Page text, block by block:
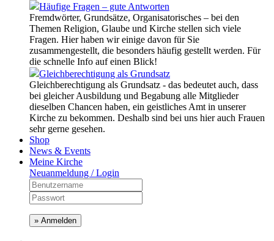
Häufige Fragen – gute Antworten
Fremdwörter, Grundsätze, Organisatorisches – bei den
Themen Religion, Glaube und Kirche stellen sich viele
Fragen. Hier haben wir einige davon für Sie
zusammengestellt, die besonders häufig gestellt werden. Für
die schnelle Info auf einen Blick!
Gleichberechtigung als Grundsatz
Gleichberechtigung als Grundsatz - das bedeutet auch, dass
bei gleicher Ausbildung und Begabung alle Mitglieder
dieselben Chancen haben, ein geistliches Amt in unserer
Kirche zu bekommen. Deshalb sind bei uns hier auch Frauen
sehr gerne gesehen.
Shop
News & Events
Meine Kirche
Neuanmeldung / Login
» Anmelden